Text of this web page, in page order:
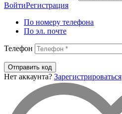
ВойтиРегистрация
По номеру телефона
По эл. почте
Телефон
Отправить код
Нет аккаунта? Зарегистрироваться